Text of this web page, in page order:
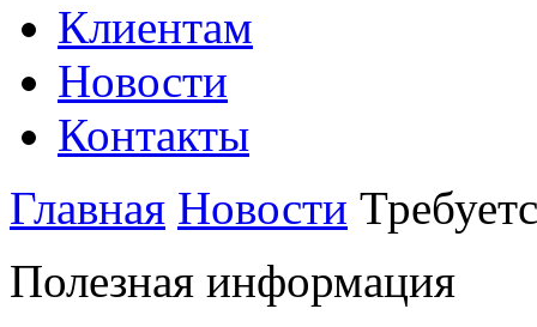
Клиентам
Новости
Контакты
Главная Новости
Полезная информация